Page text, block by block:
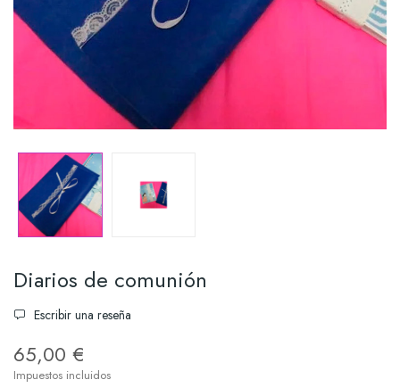
Diarios de comunión
Escribir una reseña
65,00 €
Impuestos incluidos